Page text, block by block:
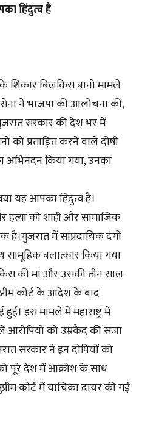
हिंदुत्व है
शिकार बिलकिस बानो मामले
ने भाजपा की आलोचना की,
सरकार की देश भर में
को प्रताड़ित करने वाले दोषी
किया गया, उनका
यह आपका हिंदुत्व है।
हत्या को शाही और सामाजिक
है।गुजरात में सांप्रदायिक दंगों
बलात्कार किया गया
की मां और उसकी तीन साल
कोर्ट के आदेश के बाद
इस मामले में महाराष्ट्र में
आरोपियों को उम्रकैद की सजा
सरकार ने इन दोषियों को
पूरे देश में आक्रोश के साथ
कोर्ट में याचिका दायर की गई